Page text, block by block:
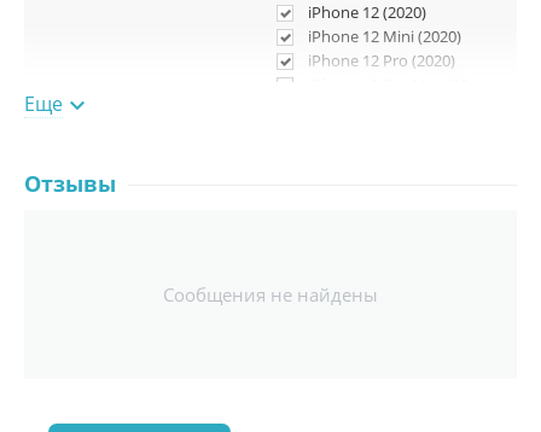
iPhone 12 (2020)
iPhone 12 Mini (2020)
iPhone 12 Pro (2020)
iPhone XR (2018)
Еще 
Отзывы
Сообщения не найдены